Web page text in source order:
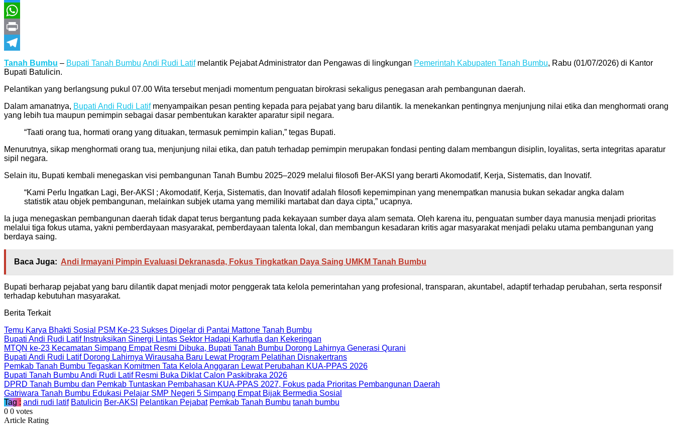
Twitter
WhatsApp
Print
Telegram
Tanah Bumbu – Bupati Tanah Bumbu Andi Rudi Latifmelantik Pejabat Administrator dan Pengawas di lingkungan Pemerintah Kabupaten Tanah Bumbu, Rabu (01/07/2026) di Kantor
Bupati Batulicin.
Pelantikan yang berlangsung pukul 07.00 Wita tersebut menjadi momentum penguatan birokrasi sekaligus penegasan arah pembangunan daerah.
Dalam amanatnya, Bupati Andi Rudi Latifmenyampaikan pesan penting kepada para pejabat yang baru dilantik. Ia menekankan pentingnya menjunjung nilai etika dan menghormati orang
yang lebih tua maupun pemimpin sebagai dasar pembentukan karakter aparatur sipil negara.
“Taati orang tua, hormati orang yang dituakan, termasuk pemimpin kalian,” tegas Bupati.
Menurutnya, sikap menghormati orang tua, menjunjung nilai etika, dan patuh terhadap pemimpin merupakan fondasi penting dalam membangun disiplin, loyalitas, serta integritas aparatur
sipil negara.
Selain itu, Bupati kembali menegaskan visi pembangunan Tanah Bumbu 2025–2029 melalui filosofi Ber-AKSI yang berarti Akomodatif, Kerja, Sistematis, dan Inovatif.
“Kami Perlu Ingatkan Lagi, Ber-AKSI ; Akomodatif, Kerja, Sistematis, dan Inovatif adalah filosofi kepemimpinan yang menempatkan manusia bukan sekadar angka dalam
statistik atau objek pembangunan, melainkan subjek utama yang memiliki martabat dan daya cipta,” ucapnya.
Ia juga menegaskan pembangunan daerah tidak dapat terus bergantung pada kekayaan sumber daya alam semata. Oleh karena itu, penguatan sumber daya manusia menjadi prioritas
melalui tiga fokus utama, yakni pemberdayaan masyarakat, pemberdayaan talenta lokal, dan membangun kesadaran kritis agar masyarakat menjadi pelaku utama pembangunan yang
berdaya saing.
Baca Juga: Andi Irmayani Pimpin Evaluasi Dekranasda, Fokus Tingkatkan Daya Saing UMKM Tanah Bumbu
Bupati berharap pejabat yang baru dilantik dapat menjadi motor penggerak tata kelola pemerintahan yang profesional, transparan, akuntabel, adaptif terhadap perubahan, serta responsif
terhadap kebutuhan masyarakat.
Berita Terkait
Temu Karya Bhakti Sosial PSM Ke-23 Sukses Digelar di Pantai Mattone Tanah Bumbu
Bupati Andi Rudi Latif Instruksikan Sinergi Lintas Sektor Hadapi Karhutla dan Kekeringan
MTQN ke-23 Kecamatan Simpang Empat Resmi Dibuka, Bupati Tanah Bumbu Dorong Lahirnya Generasi Qurani
Bupati Andi Rudi Latif Dorong Lahirnya Wirausaha Baru Lewat Program Pelatihan Disnakertrans
Pemkab Tanah Bumbu Tegaskan Komitmen Tata Kelola Anggaran Lewat Perubahan KUA-PPAS 2026
Bupati Tanah Bumbu Andi Rudi Latif Resmi Buka Diklat Calon Paskibraka 2026
DPRD Tanah Bumbu dan Pemkab Tuntaskan Pembahasan KUA-PPAS 2027, Fokus pada Prioritas Pembangunan Daerah
Gatriwara Tanah Bumbu Edukasi Pelajar SMP Negeri 5 Simpang Empat Bijak Bermedia Sosial
Tag : andi rudi latif Batulicin Ber-AKSI Pelantikan Pejabat Pemkab Tanah Bumbu tanah bumbu
0 0 votes
Article Rating